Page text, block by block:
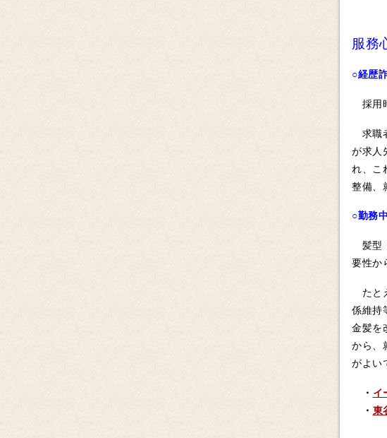
服務
○経歴
採用
求職
が求人
れ、こ
整備、
○勤務
髪型
要性か
たと
係維持
金髪を
から、
がよい
・ イ
・ 東